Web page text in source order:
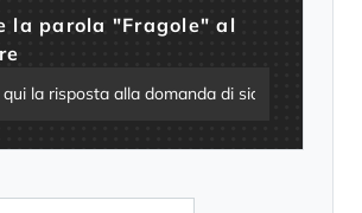
la parola "Fragole" al